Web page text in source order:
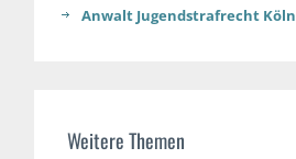
Anwalt Jugendstrafrecht Köln
Weitere Themen